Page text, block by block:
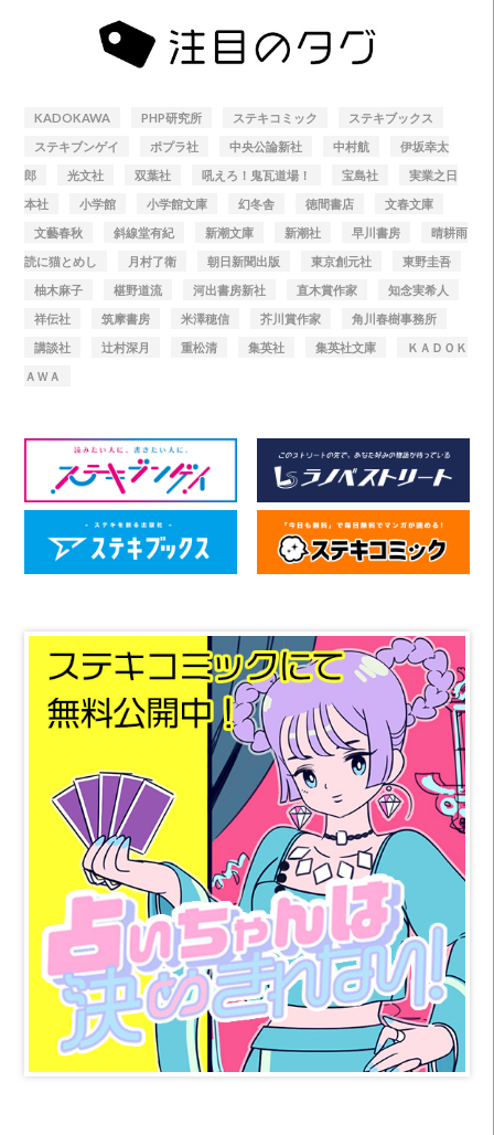
KADOKAWA PHP研究所 ステキコミック
ステキブックス
ステキブンゲイ
ポプラ社 中央公論新社 中村航
伊坂幸太
郎
光文社 双葉社 吼えろ！鬼瓦道場！ 宝島社
実業之日
本社
小学館 小学館文庫 幻冬舎 徳間書店
文春文庫
文藝春秋
斜線堂有紀 新潮文庫 新潮社 早川書房
晴耕雨
読に猫とめし
月村了衛 朝日新聞出版 東京創元社
東野圭吾
柚木麻子
椹野道流 河出書房新社 直木賞作家
知念実希人
祥伝社
筑摩書房 米澤穂信 芥川賞作家
角川春樹事務所
講談社
辻村深月 重松清 集英社 集英社文庫
ＫＡＤＯＫ
ＡＷＡ